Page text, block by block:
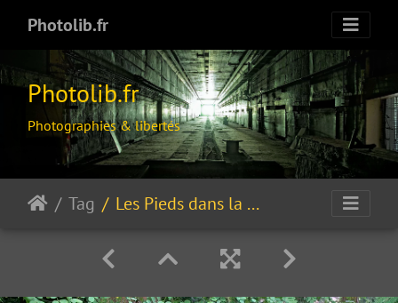
Photolib.fr
Photolib.fr
Photographies & libertés
Tag Les Pieds dans la PousSière